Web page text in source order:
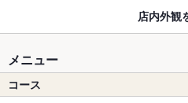
店内外観
メニュー
コース